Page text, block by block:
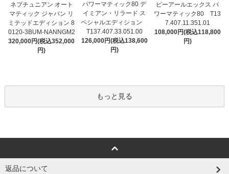
ネプチュニアン オート
マティック ジャパン リ
ミテッドエディション 8
0120-3BUM-NANNGM2
320,000円(税込352,000
円)
パワーマティック80 デ
イミアン・リラード ス
ペシャルエディション
T137.407.33.051.00
126,000円(税込138,600
円)
ピーアールエックス パ
ワーマティック80 T13
7.407.11.351.01
108,000円(税込118,800
円)
もっと見る
返品について